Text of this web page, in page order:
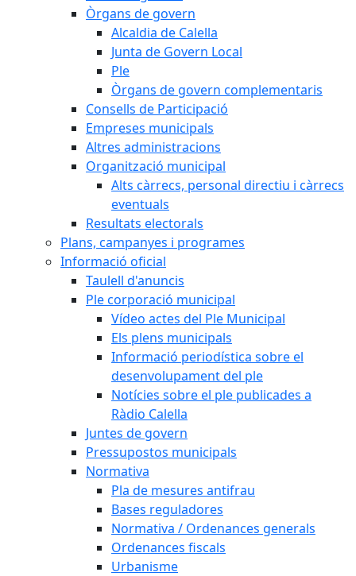
Òrgans de govern
Alcaldia de Calella
Junta de Govern Local
Ple
Òrgans de govern complementaris
Consells de Participació
Empreses municipals
Altres administracions
Organització municipal
Alts càrrecs, personal directiu i càrrecs
eventuals
Resultats electorals
Plans, campanyes i programes
Informació oficial
Taulell d'anuncis
Ple corporació municipal
Vídeo actes del Ple Municipal
Els plens municipals
Informació periodística sobre el
desenvolupament del ple
Notícies sobre el ple publicades a
Ràdio Calella
Juntes de govern
Pressupostos municipals
Normativa
Pla de mesures antifrau
Bases reguladores
Normativa / Ordenances generals
Ordenances fiscals
Urbanisme